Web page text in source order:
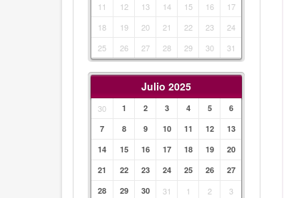
11
12 13 14 15 16
17
18
19 20 21 22 23
24
25
26 27 28 29 30 31
Julio 2025
30 1 2 3 4 5
6
7
8 9 10 11 12
13
14
15 16 17 18 19
20
21
22 23 24 25 26
27
28
29 30 31 1 2 3